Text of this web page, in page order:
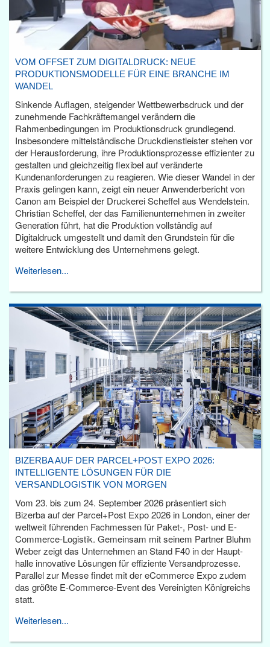
VOM OFFSET ZUM DIGITALDRUCK: NEUE
PRODUKTIONSMODELLE FÜR EINE BRANCHE IM
WANDEL
Sinkende Auflagen, steigender Wettbewerbsdruck und der
zunehmende Fachkräftemangel verändern die
Rahmenbedingungen im Produktionsdruck grundlegend.
Insbesondere mittelständische Druckdienstleister stehen vor
der Herausforderung, ihre Produktionsprozesse effizienter zu
gestalten und gleichzeitig flexibel auf veränderte
Kundenanforderungen zu reagieren. Wie dieser Wandel in der
Praxis gelingen kann, zeigt ein neuer Anwenderbericht von
Canon am Beispiel der Druckerei Scheffel aus Wendelstein.
Christian Scheffel, der das Familienunternehmen in zweiter
Generation führt, hat die Produktion vollständig auf
Digitaldruck umgestellt und damit den Grundstein für die
weitere Entwicklung des Unternehmens gelegt.
Weiterlesen...
BIZERBA AUF DER PARCEL+POST EXPO 2026:
INTELLIGENTE LÖSUNGEN FÜR DIE
VERSANDLOGISTIK VON MORGEN
Vom 23. bis zum 24. September 2026 präsentiert sich
Bizerba auf der Parcel+Post Expo 2026 in London, einer der
weltweit führenden Fachmessen für Paket-, Post- und E-
Commerce-Logistik. Gemeinsam mit seinem Partner Bluhm
Weber zeigt das Unternehmen an Stand F40 in der Haupt­
halle innovative Lösungen für effiziente Versandprozesse.
Parallel zur Messe findet mit der eCommerce Expo zudem
das größte E-Commerce-Event des Vereinigten Königreichs
statt.
Weiterlesen...